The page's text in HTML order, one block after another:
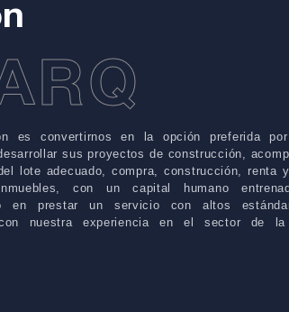
es convertirnos en la opción preferida
sus proyectos de construcción,
lote adecuado, compra, construcción, renta
con un capital humano
en prestar un servicio con altos
con nuestra experiencia en el sector de